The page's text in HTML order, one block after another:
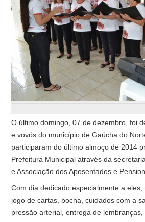
O último domingo, 07 de dezembro, foi
e vovós do município de Gaúcha do
participaram do último almoço de 2014
Prefeitura Municipal através da
e Associação dos Aposentados e
Com dia dedicado especialmente a eles,
jogo de cartas, bocha, cuidados com a
pressão arterial, entrega de